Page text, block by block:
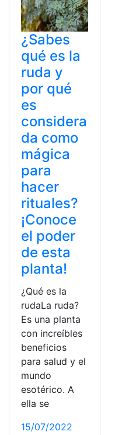
¿Sabes
qué es la
ruda y
por qué
es
considera
da como
mágica
para
hacer
rituales?
¡Conoce
el poder
de esta
planta!
¿Qué es la
rudaLa ruda?
Es una planta
con increíbles
beneficios
para salud y el
mundo
esotérico. A
ella se
15/07/2022